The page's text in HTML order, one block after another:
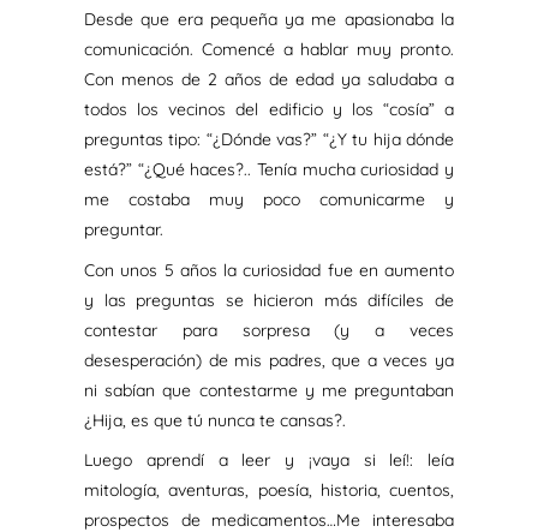
Desde que era pequeña ya me apasionaba la
comunicación. Comencé a hablar muy pronto.
Con menos de 2 años de edad ya saludaba a
todos los vecinos del edificio y los “cosía” a
preguntas tipo: “¿Dónde vas?” “¿Y tu hija dónde
está?” “¿Qué haces?.. Tenía mucha curiosidad y
me costaba muy poco comunicarme y
preguntar.
Con unos 5 años la curiosidad fue en aumento
y las preguntas se hicieron más difíciles de
contestar para sorpresa (y a veces
desesperación) de mis padres, que a veces ya
ni sabían que contestarme y me preguntaban
¿Hija, es que tú nunca te cansas?.
Luego aprendí a leer y ¡vaya si leí!: leía
mitología, aventuras, poesía, historia, cuentos,
prospectos de medicamentos…Me interesaba